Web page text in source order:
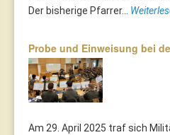
Der bisherige Pfarrer...
Probe und Einweisung bei
Am 29. April 2025 traf sich